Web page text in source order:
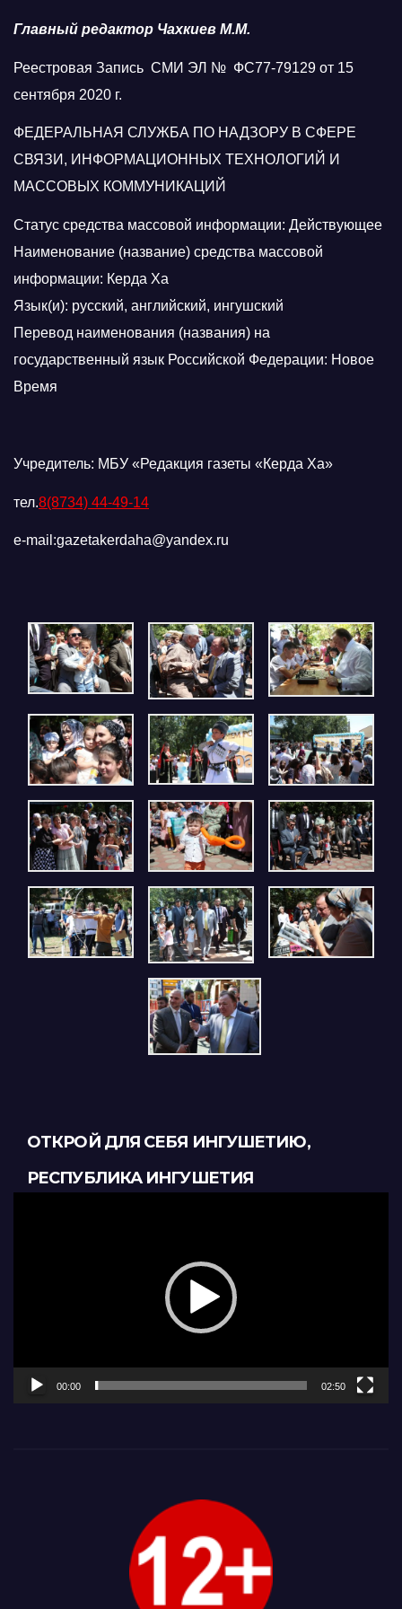
Главный редактор Чахкиев М.М.
Реестровая Запись СМИ ЭЛ № ФС77-79129 от 15
сентября 2020 г.
ФЕДЕРАЛЬНАЯ СЛУЖБА ПО НАДЗОРУ В СФЕРЕ
СВЯЗИ, ИНФОРМАЦИОННЫХ ТЕХНОЛОГИЙ И
МАССОВЫХ КОММУНИКАЦИЙ
Статус средства массовой информации: Действующее
Наименование (название) средства массовой
информации: Керда Ха
Язык(и): русский, английский, ингушский
Перевод наименования (названия) на
государственный язык Российской Федерации: Новое
Время
Учредитель: МБУ «Редакция газеты «Керда Ха»
тел.8(8734) 44-49-14
e-mail:gazetakerdaha@yandex.ru
ОТКРОЙ ДЛЯ СЕБЯ ИНГУШЕТИЮ,
РЕСПУБЛИКА ИНГУШЕТИЯ
00:00 02:50